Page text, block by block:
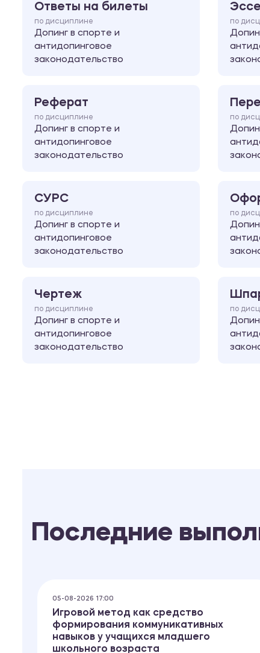
Ответы на билеты
по дисциплине
Допинг в спорте и
антидопинговое
законодательство
Эссе
по
Реферат
по дисциплине
Допинг в спорте и
антидопинговое
законодательство
по
СУРС
по дисциплине
Допинг в спорте и
антидопинговое
законодательство
по
Чертеж
по дисциплине
Допинг в спорте и
антидопинговое
законодательство
по
Последние
05-08-2026 17:00
Игровой метод как средство
формирования коммуникативных
навыков у учащихся младшего
школьного возраста